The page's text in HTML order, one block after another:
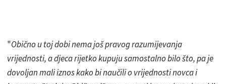
"Obično u toj dobi nema još pravog razumijevanja
vrijednosti, a djeca rijetko kupuju samostalno bilo što, pa je
dovoljan mali iznos kako bi naučili o vrijednosti novca i